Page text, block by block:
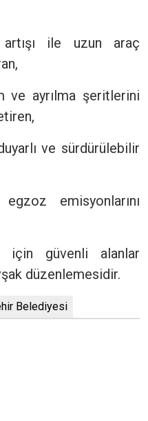
ile uzun araç
ve ayrılma şeritlerini
ve sürdürülebilir
emisyonlarını
güvenli alanlar
düzenlemesidir.
Belediyesi